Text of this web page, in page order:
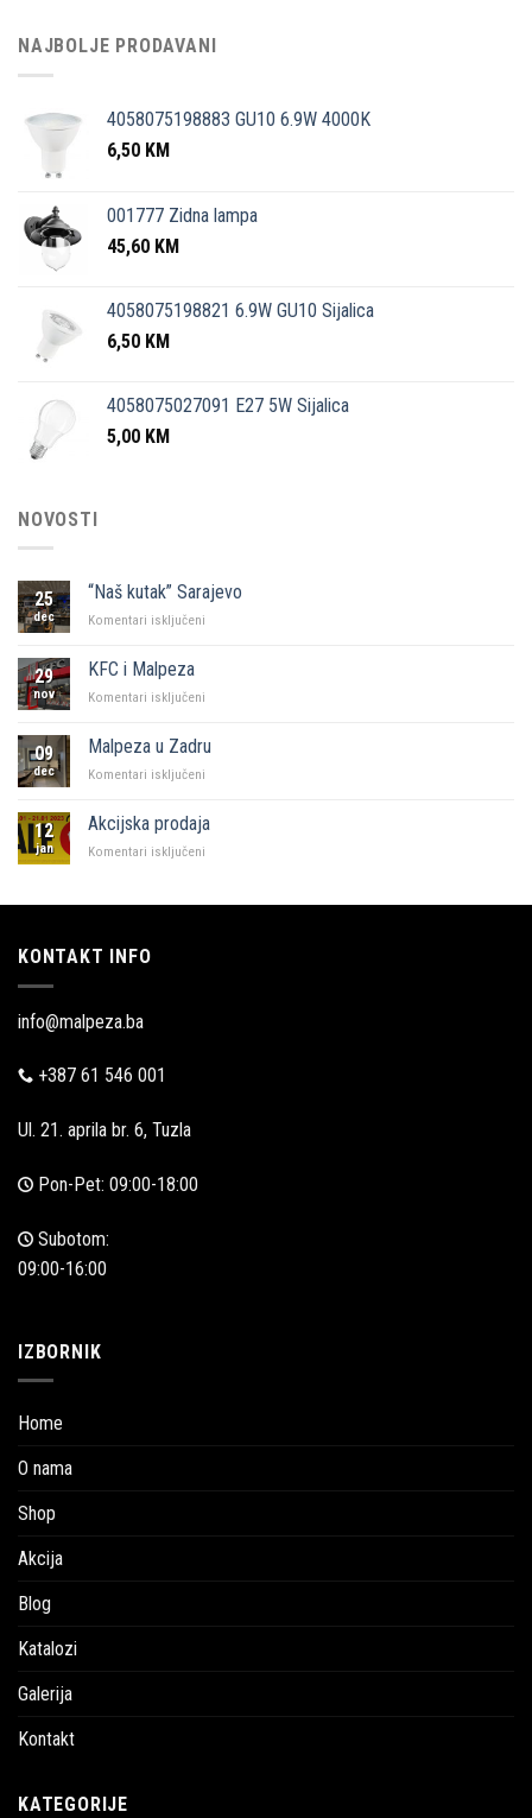
NAJBOLJE PRODAVANI
4058075198883 GU10 6.9W 4000K
6,50 KM
001777 Zidna lampa
45,60 KM
4058075198821 6.9W GU10 Sijalica
6,50 KM
4058075027091 E27 5W Sijalica
5,00 KM
NOVOSTI
25
dec
“Naš kutak” Sarajevo
Komentari isključeni
29
nov
KFC i Malpeza
Komentari isključeni
Malpeza
09
dec
Malpeza u Zadru
Komentari isključeni
Zadru
12
jan
Akcijska prodaja
Komentari isključeni
KONTAKT INFO
info@malpeza.ba
+387 61 546 001
Ul. 21. aprila br. 6, Tuzla
Pon-Pet: 09:00-18:00
Subotom:
09:00-16:00
IZBORNIK
Home
O nama
Shop
Akcija
Blog
Katalozi
Galerija
Kontakt
KATEGORIJE